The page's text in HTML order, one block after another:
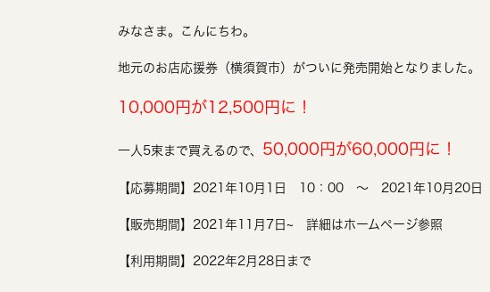
みなさま。こんにちわ。
地元のお店応援券（横須賀市）がついに発売開始となりました。
10,000円が12,500円に！
一人5束まで買えるので、 50,000円が60,000円に！
【応募期間】2021年10月1日 10：00 ～ 2021年10月20日
【販売期間】2021年11月7日~ 詳細はホームページ参照
【利用期間】2022年2月28日まで